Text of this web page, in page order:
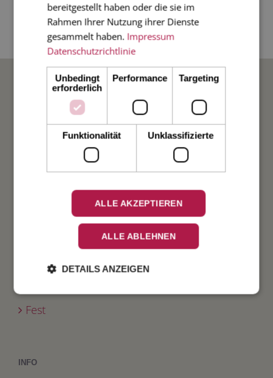
2-seitige Karte im Diplomatenformat, 17 x 11
cm, mit gefüttertem Umschlag in Farbe.
BELIEBTE ANLÄSSE
Weihnachten
Geburtstag
Fest
INFO
bereitgestellt haben oder die sie im
Rahmen Ihrer Nutzung ihrer Dienste
gesammelt haben. Impressum
Datenschutzrichtlinie
Unbedingt
erforderlich
Performance Targeting
Funktionalität Unklassifizierte
ALLE AKZEPTIEREN
ALLE ABLEHNEN
DETAILS ANZEIGEN